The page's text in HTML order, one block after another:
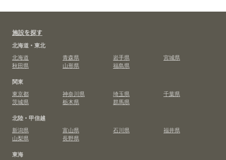
施設を探す
北海道・東北
北海道
青森県 岩手県
宮城県
秋田県
山形県
福島県
関東
東京都
神奈川県 埼玉県
千葉県
茨城県
栃木県
群馬県
北陸・甲信越
新潟県
富山県 石川県
福井県
山梨県
長野県
東海